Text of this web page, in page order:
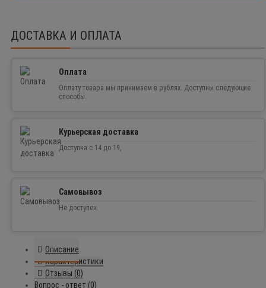
ДОСТАВКА И ОПЛАТА
Оплата
Оплату товара мы принимаем в рублях. Доступны следующие
способы.
Курьерская доставка
Доступна с 14 до 19,
Самовывоз
Не доступен.
Описание
Характеристики
Отзывы (0)
Вопрос - ответ (0)